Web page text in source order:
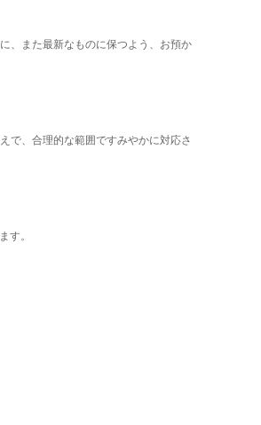
、また最新なものに保つよう、お預か
で、合理的な範囲ですみやかに対応さ
す。